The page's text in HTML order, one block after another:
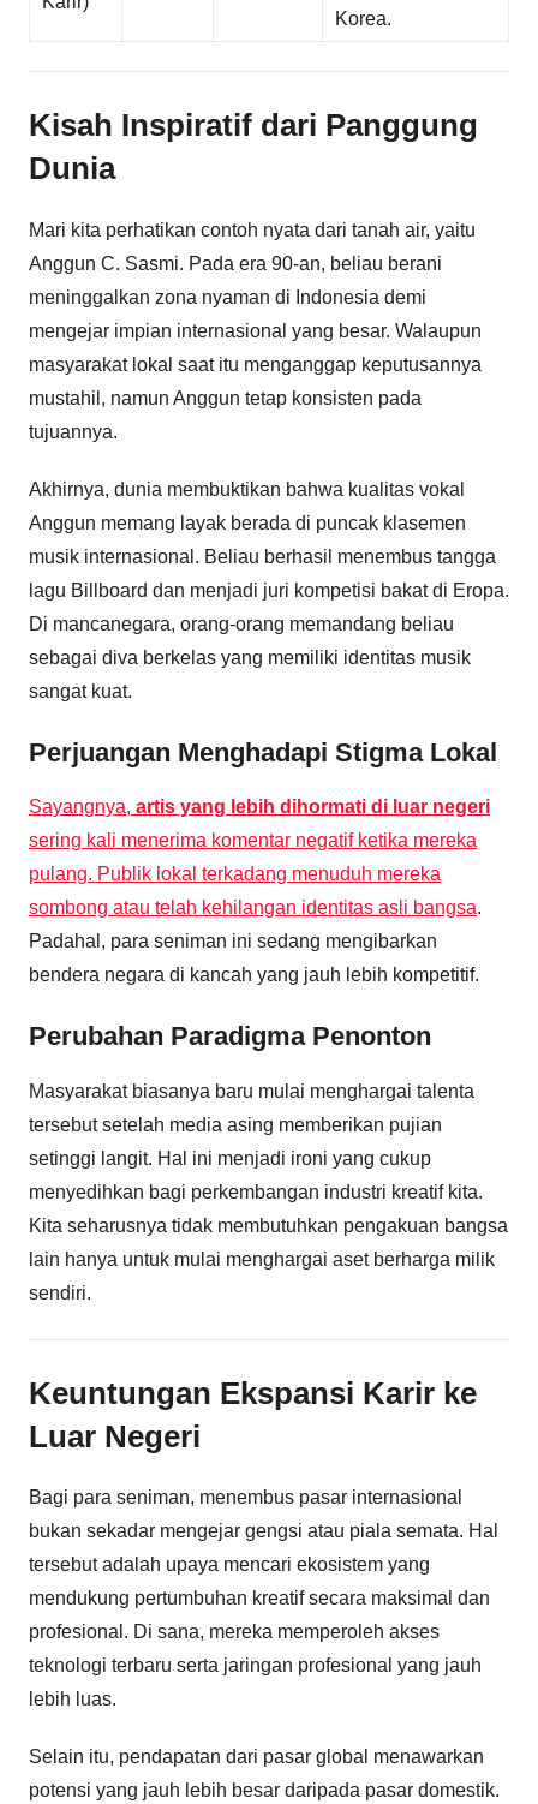
Korea.
Kisah Inspiratif dari Panggung
Dunia
Mari kita perhatikan contoh nyata dari tanah air, yaitu
Anggun C. Sasmi. Pada era 90-an, beliau berani
meninggalkan zona nyaman di Indonesia demi
mengejar impian internasional yang besar. Walaupun
masyarakat lokal saat itu menganggap keputusannya
mustahil, namun Anggun tetap konsisten pada
tujuannya.
Akhirnya, dunia membuktikan bahwa kualitas vokal
Anggun memang layak berada di puncak klasemen
musik internasional. Beliau berhasil menembus tangga
lagu Billboard dan menjadi juri kompetisi bakat di Eropa.
Di mancanegara, orang-orang memandang beliau
sebagai diva berkelas yang memiliki identitas musik
sangat kuat.
Perjuangan Menghadapi Stigma Lokal
Sayangnya, artis yang lebih dihormati di luar negeri
sering kali menerima komentar negatif ketika mereka
pulang. Publik lokal terkadang menuduh mereka
sombong atau telah kehilangan identitas asli bangsa.
Padahal, para seniman ini sedang mengibarkan
bendera negara di kancah yang jauh lebih kompetitif.
Perubahan Paradigma Penonton
Masyarakat biasanya baru mulai menghargai talenta
tersebut setelah media asing memberikan pujian
setinggi langit. Hal ini menjadi ironi yang cukup
menyedihkan bagi perkembangan industri kreatif kita.
Kita seharusnya tidak membutuhkan pengakuan bangsa
lain hanya untuk mulai menghargai aset berharga milik
sendiri.
Keuntungan Ekspansi Karir ke
Luar Negeri
Bagi para seniman, menembus pasar internasional
bukan sekadar mengejar gengsi atau piala semata. Hal
tersebut adalah upaya mencari ekosistem yang
mendukung pertumbuhan kreatif secara maksimal dan
profesional. Di sana, mereka memperoleh akses
teknologi terbaru serta jaringan profesional yang jauh
lebih luas.
Selain itu, pendapatan dari pasar global menawarkan
potensi yang jauh lebih besar daripada pasar domestik.